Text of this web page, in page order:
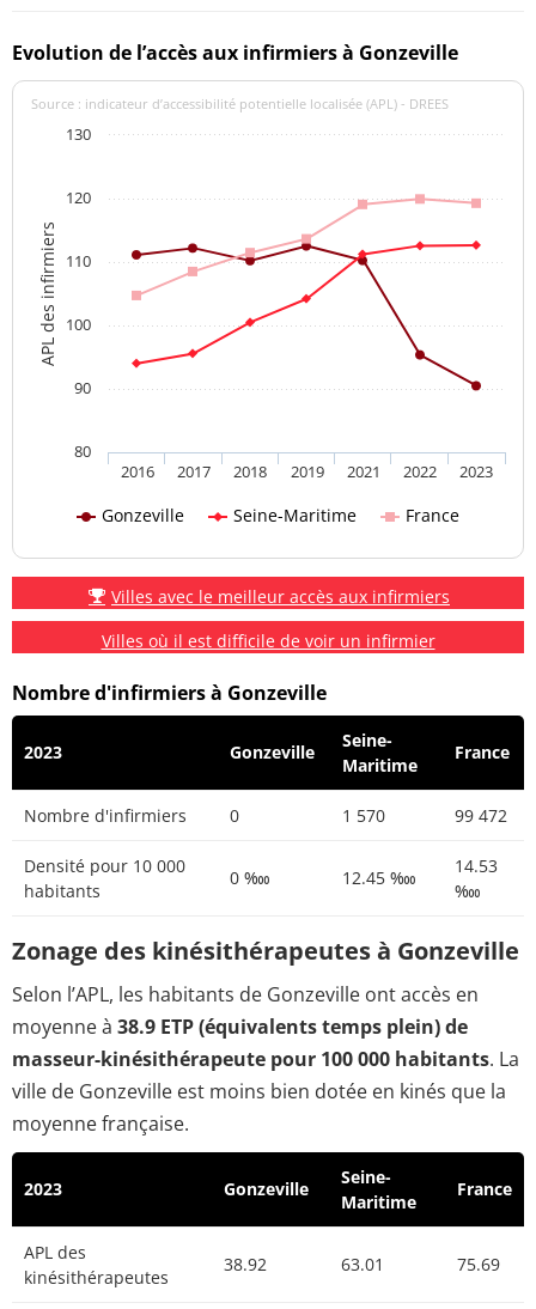
Evolution de l’accès aux infirmiers à Gonzeville
APL des infirmiers
Source : indicateur d’accessibilité potentielle localisée (APL) - DREES
Gonzeville Seine-Maritime France
2016 2017 2018 2019 2021 2022 2023
80
90
100
110
120
130
Villes avec le meilleur accès aux infirmiers
Villes où il est difficile de voir un infirmier
Nombre d'infirmiers à Gonzeville
2023 Gonzeville
Seine-
Maritime
France
Nombre d'infirmiers 0 1 570 99 472
Densité pour 10 000
habitants
0 ‱ 12.45 ‱
14.53
‱
Zonage des kinésithérapeutes à Gonzeville
Selon l’APL, les habitants de Gonzeville ont accès en
moyenne à 38.9 ETP (équivalents temps plein) de
masseur-kinésithérapeute pour 100 000 habitants. La
ville de Gonzeville est moins bien dotée en kinés que la
moyenne française.
2023 Gonzeville
Seine-
Maritime
France
APL des
kinésithérapeutes
38.92 63.01 75.69